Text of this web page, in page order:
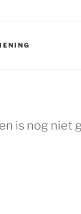
is nog niet